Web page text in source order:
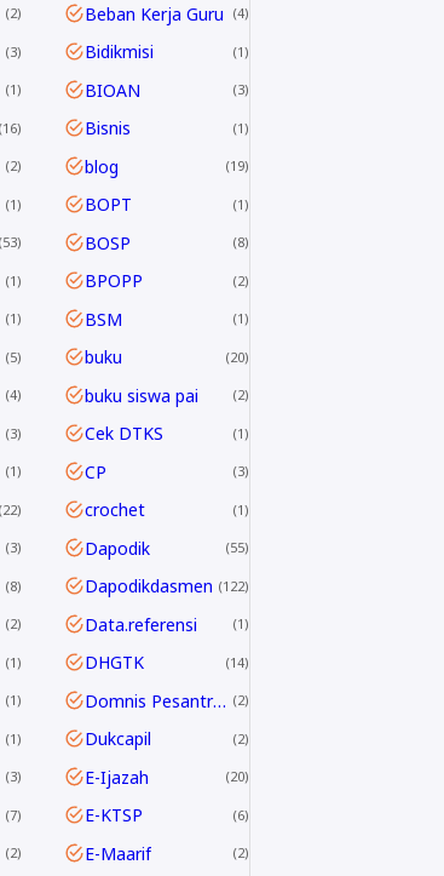
2 Beban Kerja Guru 4
3 Bidikmisi 1
1 BIOAN 3
16 Bisnis 1
2 blog 19
1 BOPT 1
53 BOSP 8
1 BPOPP 2
1 BSM 1
5 buku 20
4 buku siswa pai 2
3 Cek DTKS 1
1 CP 3
22 crochet 1
3 Dapodik 55
8 Dapodikdasmen 122
2 Data.referensi 1
1 DHGTK 14
1 Domnis Pesantren Ramadhan 2
1 Dukcapil 2
3 E-Ijazah 20
7 E-KTSP 6
2 E-Maarif 2